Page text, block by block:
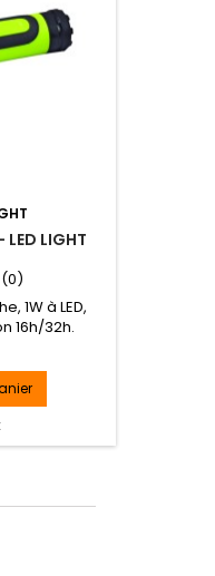
LED LIGHT
(0)
1W à LED,
16h/32h.